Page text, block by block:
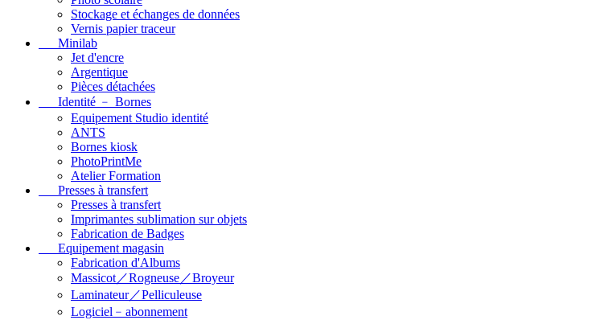
Stockage et échanges de données
Vernis papier traceur
Minilab
Jet d'encre
Argentique
Pièces détachées
Identité ﹣ Bornes
Equipement Studio identité
ANTS
Bornes kiosk
PhotoPrintMe
Atelier Formation
Presses à transfert
Presses à transfert
Imprimantes sublimation sur objets
Fabrication de Badges
Equipement magasin
Fabrication d'Albums
Massicot／Rogneuse／Broyeur
Laminateur／Pelliculeuse
Logiciel﹣abonnement